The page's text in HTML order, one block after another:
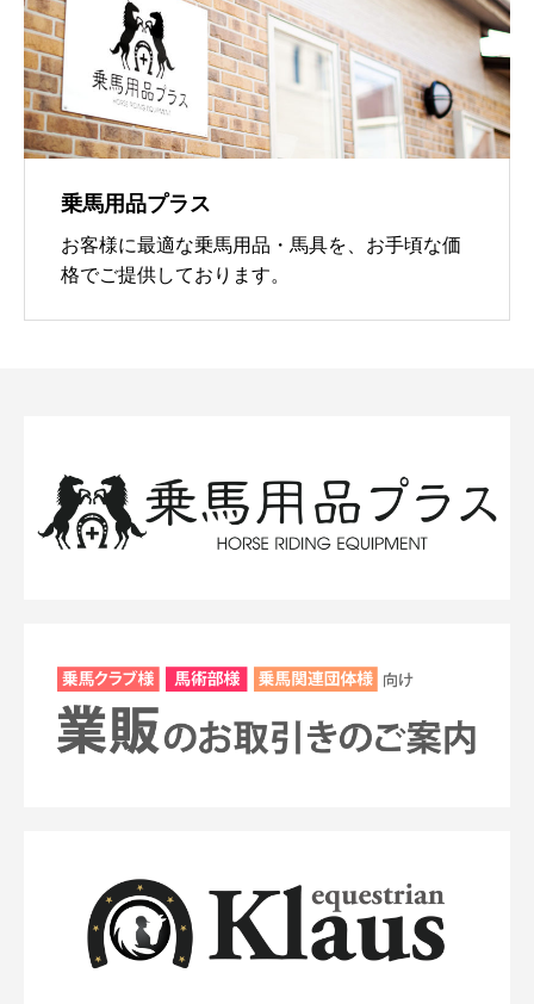
乗馬用品プラス
お客様に最適な乗馬用品・馬具を、お手頃な価
格でご提供しております。